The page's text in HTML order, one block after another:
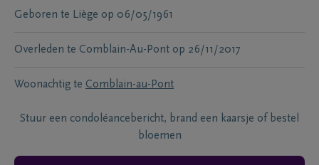
Geboren te Liège op 06/05/1961
Overleden te Comblain-Au-Pont op 26/11/2017
Woonachtig te Comblain-au-Pont
Stuur een condoléancebericht, brand een kaarsje of bestel
bloemen